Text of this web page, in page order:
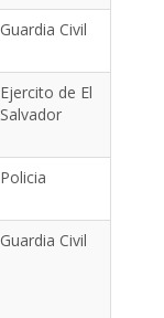
Guardia Civil
Ejercito de El
Salvador
Policia
Guardia Civil